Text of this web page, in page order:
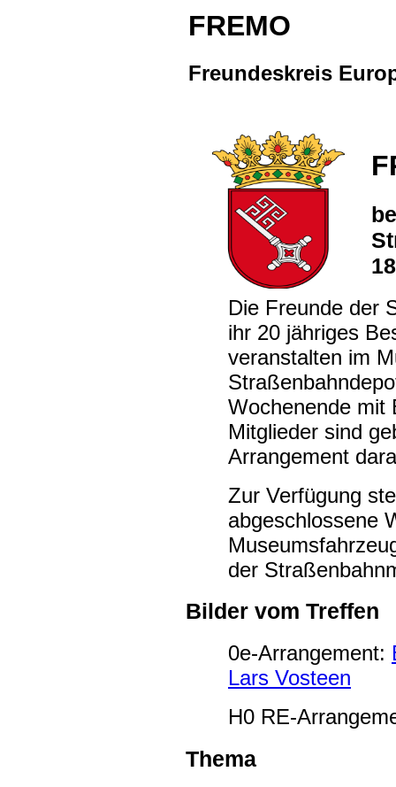
FREMO
Freundeskreis
Die Freunde der
ihr 20 jähriges
veranstalten im
Wochenende mit
Mitglieder sind
Arrangement
Zur Verfügung
abgeschlossene
der
Bilder vom Treffen
0e-Arrangement:
Lars Vosteen
H0 RE-
Thema